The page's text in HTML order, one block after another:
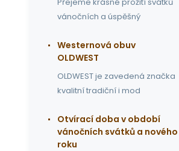
vánočních a úspěšný
Westernová obuv
OLDWEST
OLDWEST je zavedená značka
kvalitní tradiční i mod
Otvírací doba v období
vánočních svátků a nového
roku